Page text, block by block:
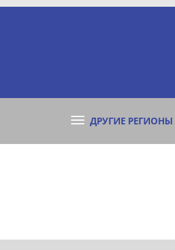
ДРУГИЕ РЕГИОНЫ